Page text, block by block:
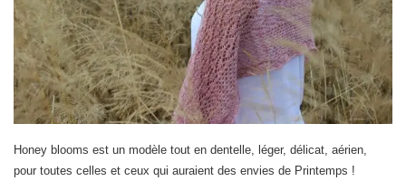
Honey blooms est un modèle tout en dentelle, léger, délicat, aérien,
pour toutes celles et ceux qui auraient des envies de Printemps !